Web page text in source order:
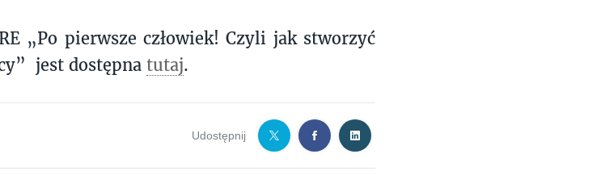
„Po pierwsze człowiek! Czyli jak stworzyć
jest dostępna tutaj.
Udostępnij